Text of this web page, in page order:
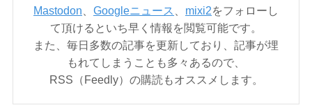
Mastodon
Googleニュース mixi2をフォローし
て頂けるといち早く情報を閲覧可能です。
また、毎日多数の記事を更新しており、記事が埋
もれてしまうことも多々あるので、
RSS（Feedly）の購読もオススメします。